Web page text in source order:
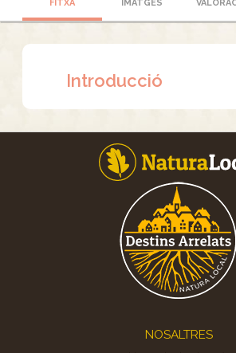
FITXA IMATGES
Introducció
NOSALTRES